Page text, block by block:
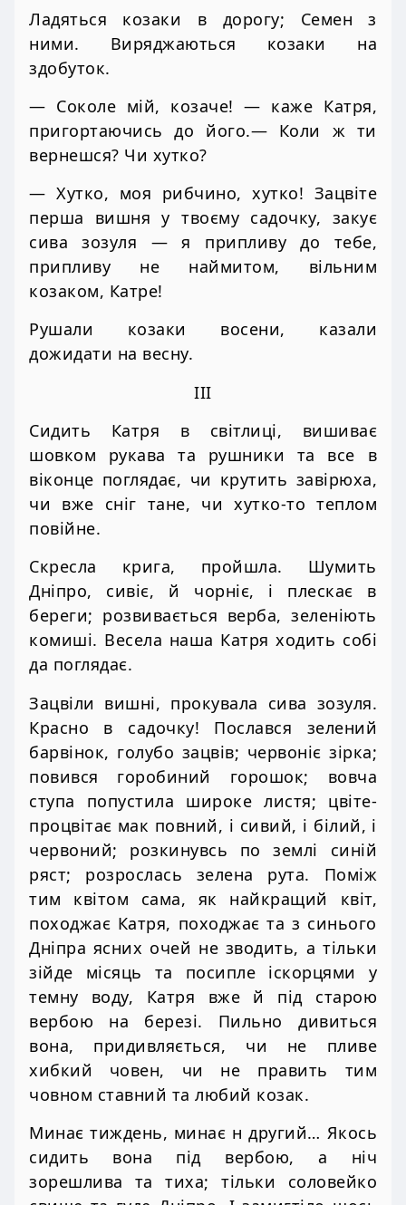
Ладяться козаки в дорогу; Семен з
ними. Виряджаються козаки на
здобуток.
— Соколе мій, козаче! — каже Катря,
пригортаючись до його.— Коли ж ти
вернешся? Чи хутко?
— Хутко, моя рибчино, хутко! Зацвіте
перша вишня у твоєму садочку, закує
сива зозуля — я припливу до тебе,
припливу не наймитом, вільним
козаком, Катре!
Рушали козаки восени, казали
дожидати на весну.
III
Сидить Катря в світлиці, вишиває
шовком рукава та рушники та все в
віконце поглядає, чи крутить завірюха,
чи вже сніг тане, чи хутко-то теплом
повійне.
Скресла крига, пройшла. Шумить
Дніпро, сивіє, й чорніє, і плескає в
береги; розвивається верба, зеленіють
комиші. Весела наша Катря ходить собі
да поглядає.
Зацвіли вишні, прокувала сива зозуля.
Красно в садочку! Послався зелений
барвінок, голубо зацвів; червоніє зірка;
повився горобиний горошок; вовча
ступа попустила широке листя; цвіте-
процвітає мак повний, і сивий, і білий, і
червоний; розкинувсь по землі синій
ряст; розрослась зелена рута. Поміж
тим квітом сама, як найкращий квіт,
походжає Катря, походжає та з синього
Дніпра ясних очей не зводить, а тільки
зійде місяць та посипле іскорцями у
темну воду, Катря вже й під старою
вербою на березі. Пильно дивиться
вона, придивляється, чи не пливе
хибкий човен, чи не править тим
човном ставний та любий козак.
Минає тиждень, минає н другий… Якось
сидить вона під вербою, а ніч
зорешлива та тиха; тільки соловейко